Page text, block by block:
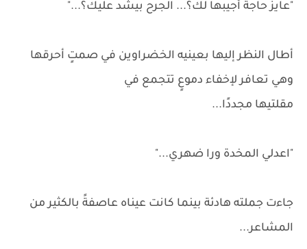
"عايز حاجة أجيبها لك؟... الجرح بيشد عليك؟..."
أطال النظر إليها بعينيه الخضراوين في صمتٍ أحرقها
وهي تعافر لإخفاء دموعٍ تتجمع في
مقلتيها مجددًا...
"اعدلي المخدة ورا ضهري..."
جاءت جملته هادئة بينما كانت عيناه عاصفةً بالكثير من
المشاعر...